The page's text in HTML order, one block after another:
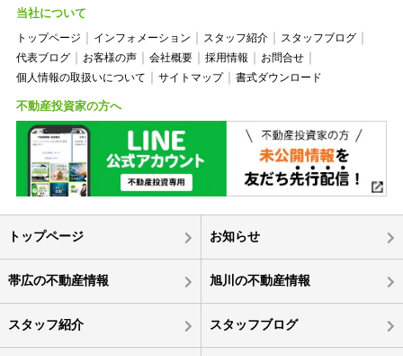
当社について
トップページ インフォメーション スタッフ紹介
スタッフブログ
代表ブログ
お客様の声 会社概要 採用情報
お問合せ
個人情報の取扱いについて
サイトマップ 書式ダウンロード
不動産投資家の方へ
トップページ お知らせ
帯広の不動産情報 旭川の不動産情報
スタッフ紹介 スタッフブログ